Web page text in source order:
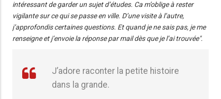
intéressant de garder un sujet d’études. Ca m’oblige à rester
vigilante sur ce qui se passe en ville. D’une visite à l’autre,
j’approfondis certaines questions. Et quand je ne sais pas, je me
renseigne et j’envoie la réponse par mail dès que je l’ai trouvée".
J’adore raconter la petite histoire
dans la grande.